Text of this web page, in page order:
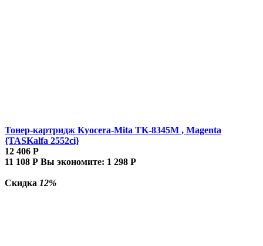
Тонер-картридж Kyocera-Mita TK-8345M , Magenta
{TASKalfa 2552ci}
12 406 Р
11 108 Р Вы экономите: 1 298 Р
Скидка 12%